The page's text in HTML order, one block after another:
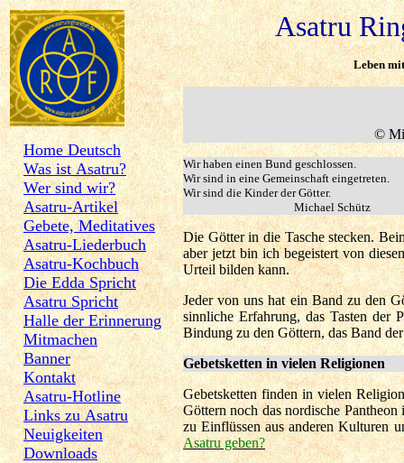
Home Deutsch
Was ist Asatru?
Wer sind wir?
Asatru-Artikel
Gebete, Meditatives
Asatru-Liederbuch
Asatru-Kochbuch
Die Edda Spricht
Asatru Spricht
Halle der Erinnerung
Mitmachen
Banner
Kontakt
Asatru-Hotline
Links zu Asatru
Neuigkeiten
Downloads
Asatru Ring
Leben
©
Wir haben einen Bund geschlossen.
Wir sind in eine Gemeinschaft eingetreten.
Wir sind die Kinder der Götter.
Michael Schütz
Die Götter in die Tasche stecken.
aber jetzt bin ich begeistert von
Urteil bilden kann.
Jeder von uns hat ein Band zu den
sinnliche Erfahrung, das Tasten der
Bindung zu den Göttern, das Band
Gebetsketten in vielen Religionen
Gebetsketten finden in vielen
Göttern noch das nordische
zu Einflüssen aus anderen Kulturen
Asatru geben?